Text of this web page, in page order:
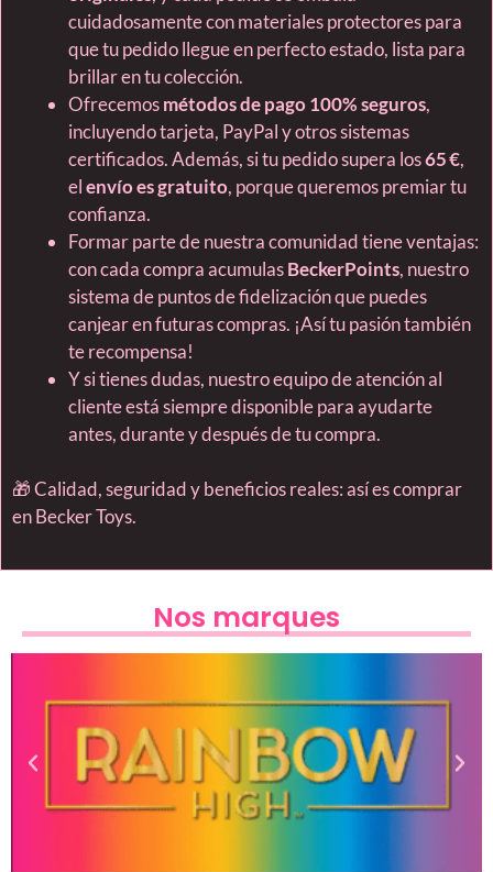
cuidadosamente con materiales protectores para
que tu pedido llegue en perfecto estado, lista para
brillar en tu colección.
Ofrecemosmétodos de pago 100% seguros,
incluyendo tarjeta, PayPal y otros sistemas
certificados. Además, si tu pedido supera los65 €,
elenvío es gratuito, porque queremos premiar tu
confianza.
Formar parte de nuestra comunidad tiene ventajas:
con cada compra acumulasBeckerPoints, nuestro
sistema de puntos de fidelización que puedes
canjear en futuras compras. ¡Así tu pasión también
te recompensa!
Y si tienes dudas, nuestro equipo de atención al
cliente está siempre disponible para ayudarte
antes, durante y después de tu compra.
🎁 Calidad, seguridad y beneficios reales: así es comprar
en Becker Toys.
Nos marques